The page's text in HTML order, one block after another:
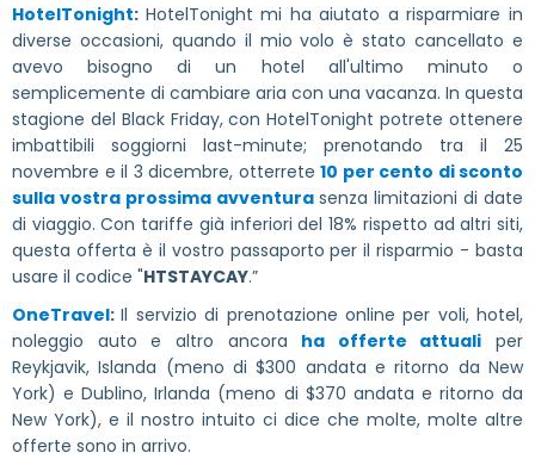
HotelTonight: HotelTonight mi ha aiutato a risparmiare in
diverse occasioni, quando il mio volo è stato cancellato e
avevo bisogno di un hotel all'ultimo minuto o
semplicemente di cambiare aria con una vacanza. In questa
stagione del Black Friday, con HotelTonight potrete ottenere
imbattibili soggiorni last-minute; prenotando tra il 25
novembre e il 3 dicembre, otterrete 10 per cento di sconto
sulla vostra prossima avventurasenza limitazioni di date
di viaggio. Con tariffe già inferiori del 18% rispetto ad altri siti,
questa offerta è il vostro passaporto per il risparmio - basta
usare il codice "HTSTAYCAY.”
OneTravel:Il servizio di prenotazione online per voli, hotel,
noleggio auto e altro ancora ha offerte attuali per
Reykjavik, Islanda (meno di $300 andata e ritorno da New
York) e Dublino, Irlanda (meno di $370 andata e ritorno da
New York), e il nostro intuito ci dice che molte, molte altre
offerte sono in arrivo.